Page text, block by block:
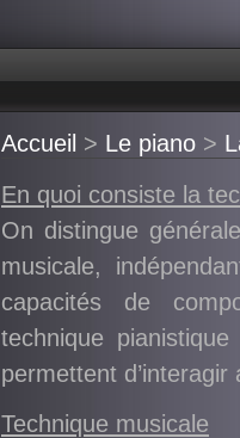
Accueil > Le piano >
En quoi consiste la
On distingue
musicale,
capacités de
technique
permettent d’interagir
Technique musicale